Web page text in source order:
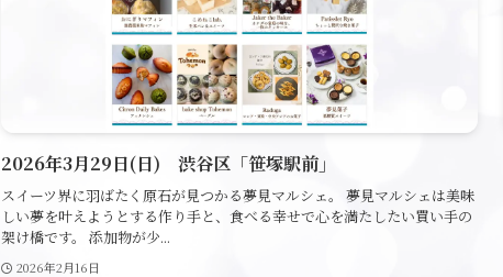
2026年3月29日(日) 渋谷区「笹塚駅前」
スイーツ界に羽ばたく原石が見つかる夢見マルシェ。 夢見マルシェは美味
しい夢を叶えようとする作り手と、食べる幸せで心を満たしたい買い手の
架け橋です。 添加物が少...
2026年2月16日